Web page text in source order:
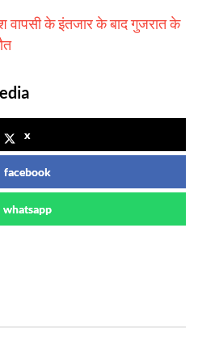
वापसी के इंतजार के बाद गुजरात के
x
facebook
whatsapp